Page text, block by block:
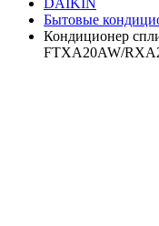
DAIKIN
Бытовые
Кондиционер
FTXA20AW/